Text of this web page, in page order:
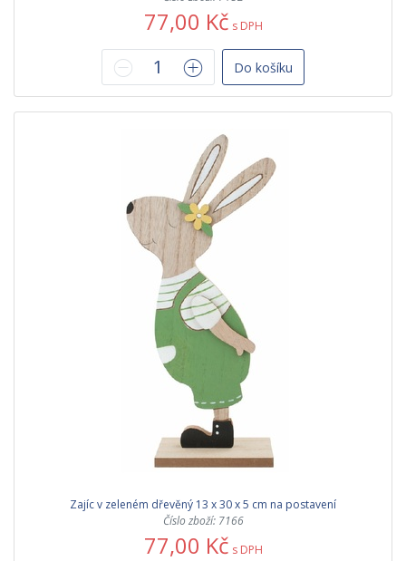
77,00 Kč s DPH
Do košíku
Zajíc v zeleném dřevěný 13 x 30 x 5 cm na postavení
Číslo zboží: 7166
77,00 Kč s DPH